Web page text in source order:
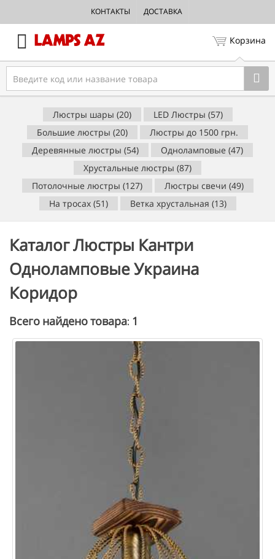
КОНТАКТЫ ДОСТАВКА
Корзина
Люстры шары (20)
LED Люстры (57)
Большие люстры (20)
Люстры до 1500 грн.
Деревянные люстры (54)
Одноламповые (47)
Хрустальные люстры (87)
Потолочные люстры (127)
Люстры свечи (49)
На тросах (51)
Ветка хрустальная (13)
Каталог Люстры Кантри
Одноламповые Украина
Коридор
Всего найдено товара: 1